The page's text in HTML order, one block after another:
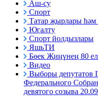
Аш-су
Спорт
Татар җырлары
Югалту
Спорт йолдызлары
ЯшьТИ
Бөек Җиңүнең 80
Видео
Выборы депутатов
Федерального
девятого созыва